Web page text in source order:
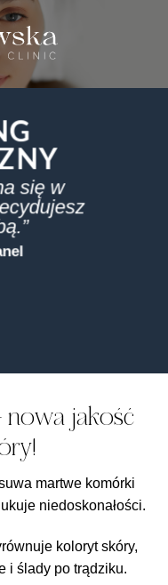
się w
jakość
martwe komórki
niedoskonałości.
koloryt skóry,
i ślady po trądziku.